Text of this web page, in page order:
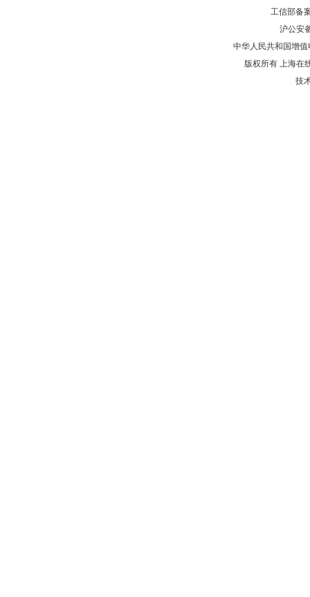
工信部备
沪公安
中华人民共和国增
版权所有 上海在
技